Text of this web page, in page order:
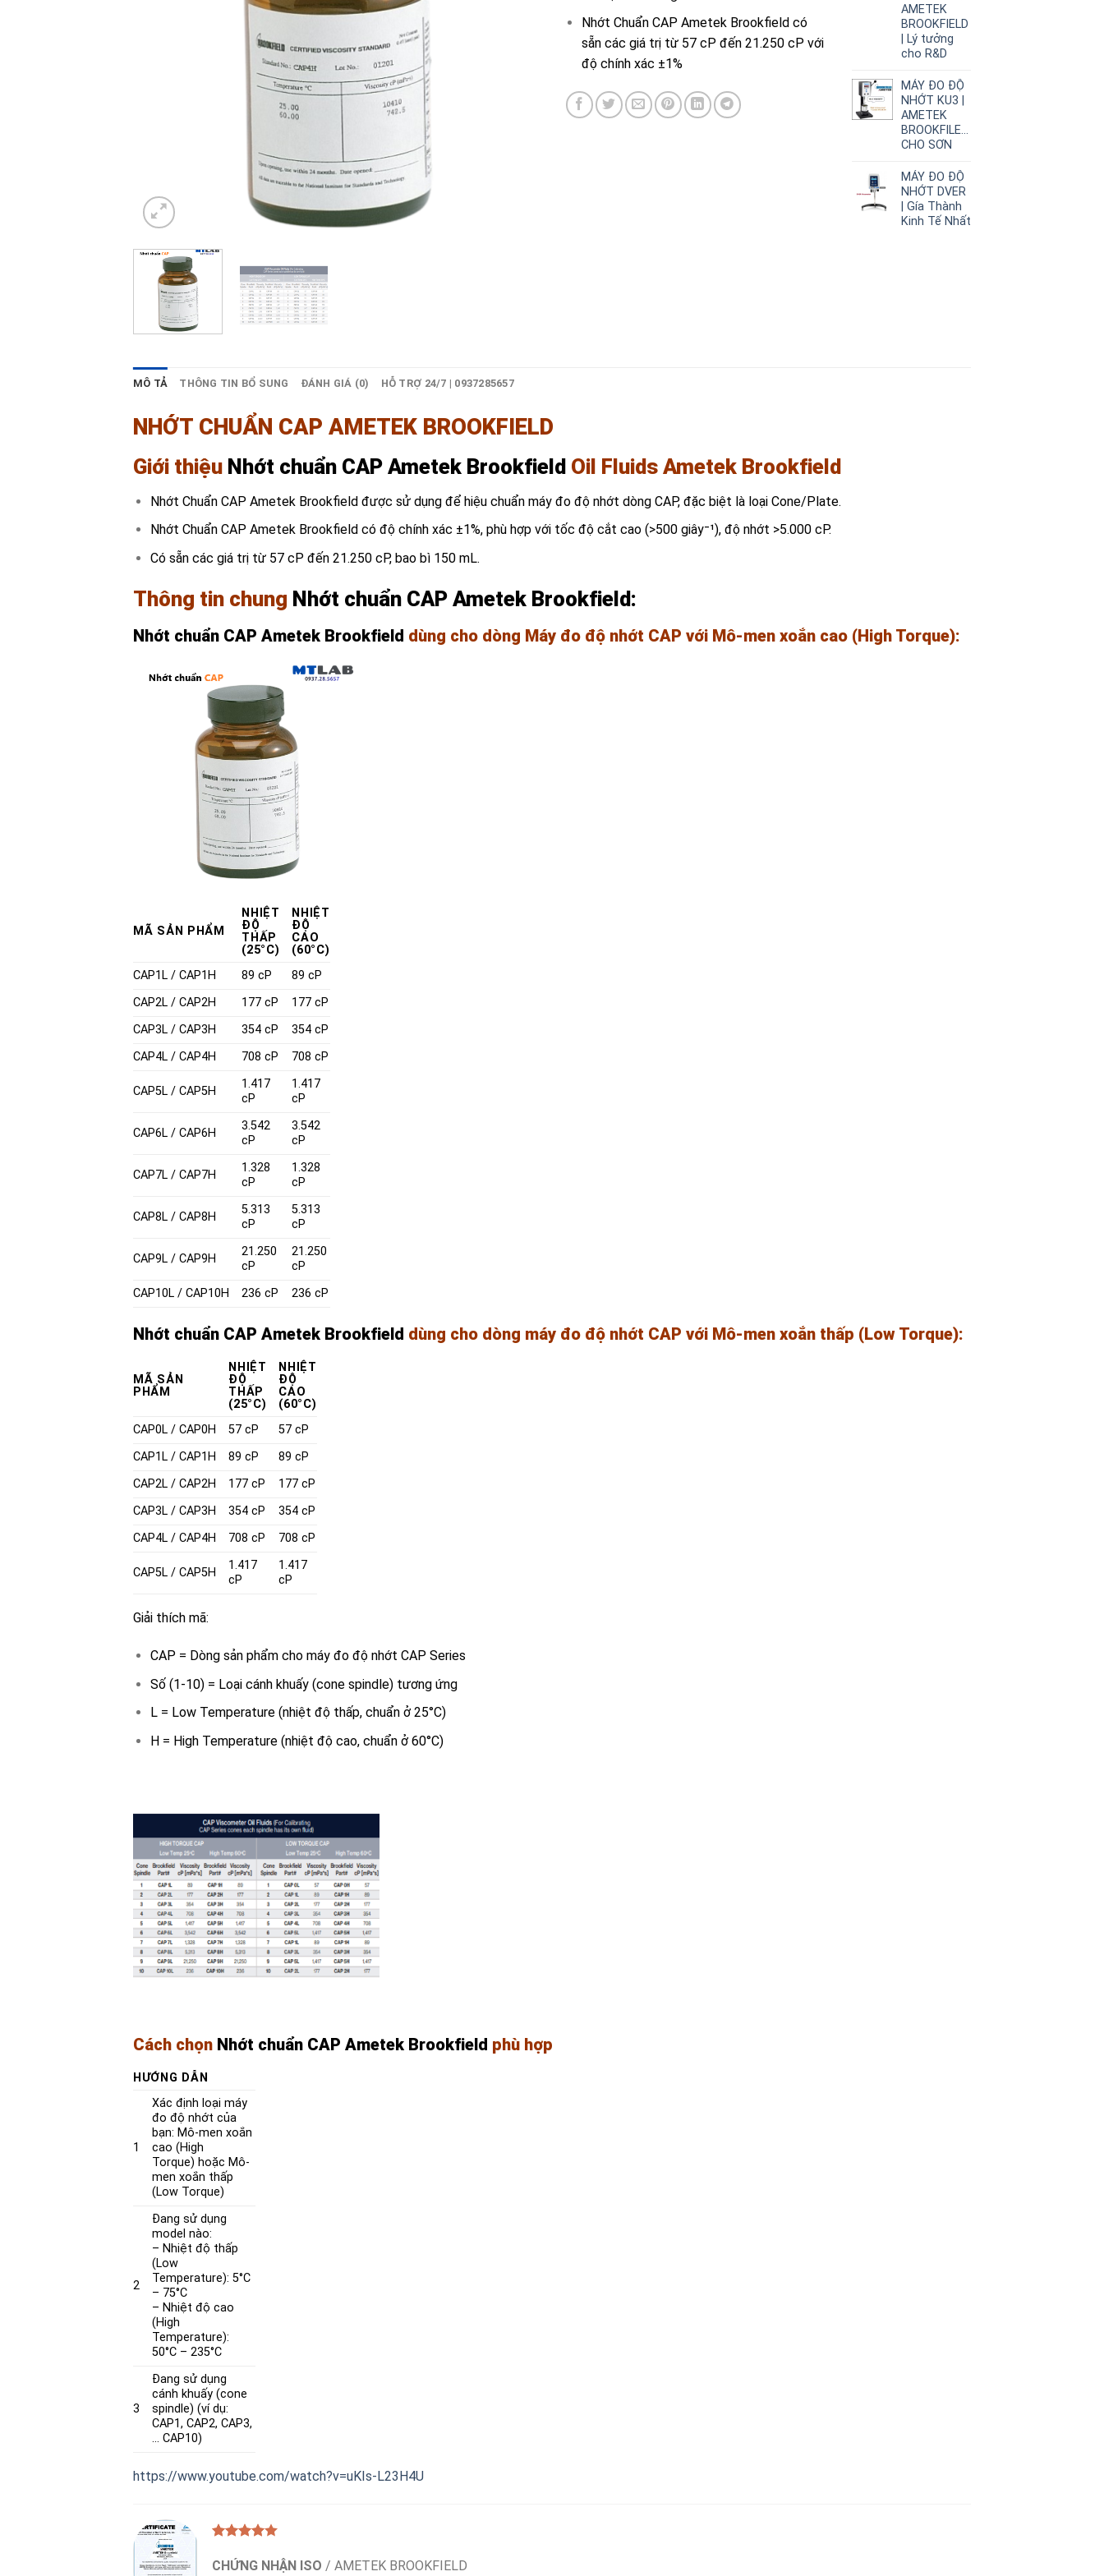
Nhớt Chuẩn CAP Ametek Brookfield có
sẵn các giá trị từ 57 cP đến 21.250 cP với
độ chính xác ±1%
AMETEK
BROOKFIELD
| Lý tưởng
cho R&D
MÁY ĐO ĐỘ
NHỚT KU3 |
AMETEK
BROOKFILED|CHUYÊN
CHO SƠN
MÁY ĐO ĐỘ
NHỚT DVER
| Gía Thành
Kinh Tế Nhất
MÔ TẢ THÔNG TIN BỔ SUNG ĐÁNH GIÁ (0) HỖ TRỢ 24/7 | 0937285657
NHỚT CHUẨN CAP AMETEK BROOKFIELD
Giới thiệu Nhớt chuẩn CAP Ametek Brookfield Oil Fluids Ametek Brookfield
Nhớt Chuẩn CAP Ametek Brookfield được sử dụng để hiệu chuẩn máy đo độ nhớt dòng CAP, đặc biệt là loại Cone/Plate.
Nhớt Chuẩn CAP Ametek Brookfield có độ chính xác ±1%, phù hợp với tốc độ cắt cao (>500 giây⁻¹), độ nhớt >5.000 cP.
Có sẵn các giá trị từ 57 cP đến 21.250 cP, bao bì 150 mL.
Thông tin chung Nhớt chuẩn CAP Ametek Brookfield:
Nhớt chuẩn CAP Ametek Brookfield dùng cho dòng Máy đo độ nhớt CAP với Mô-men xoắn cao (High Torque):
MÃ SẢN PHẨM
NHIỆT
ĐỘ
THẤP
(25°C)
NHIỆT
ĐỘ
CAO
(60°C)
CAP1L / CAP1H 89 cP
89 cP
CAP2L / CAP2H 177 cP
177 cP
CAP3L / CAP3H 354 cP
354 cP
CAP4L / CAP4H 708 cP 708 cP
CAP5L / CAP5H
1.417
cP
1.417
cP
CAP6L / CAP6H
3.542
cP
3.542
cP
CAP7L / CAP7H
1.328
cP
1.328
cP
CAP8L / CAP8H
5.313
cP
5.313
cP
CAP9L / CAP9H
21.250
cP
21.250
cP
CAP10L / CAP10H 236 cP 236 cP
Nhớt chuẩn CAP Ametek Brookfield dùng cho dòng máy đo độ nhớt CAP với Mô-men xoắn thấp (Low Torque):
MÃ SẢN
PHẨM
NHIỆT
ĐỘ
THẤP
(25°C)
NHIỆT
ĐỘ
CAO
(60°C)
CAP0L / CAP0H 57 cP
57 cP
CAP1L / CAP1H 89 cP
89 cP
CAP2L / CAP2H 177 cP
177 cP
CAP3L / CAP3H 354 cP
354 cP
CAP4L / CAP4H 708 cP 708 cP
CAP5L / CAP5H
1.417
cP
1.417
cP
Giải thích mã:
CAP= Dòng sản phẩm cho máy đo độ nhớt CAP Series
Số (1-10)= Loại cánh khuấy (cone spindle) tương ứng
L= Low Temperature (nhiệt độ thấp, chuẩn ở 25°C)
H= High Temperature (nhiệt độ cao, chuẩn ở 60°C)
Cách chọn Nhớt chuẩn CAP Ametek Brookfield phù hợp
HƯỚNG DẪN
1
Xác định loại máy
đo độ nhớt của
bạn: Mô-men xoắn
cao (High
Torque) hoặc Mô-
men xoắn thấp
(Low Torque)
2
Đang sử dụng
model nào:
– Nhiệt độ thấp
(Low
Temperature): 5°C
– 75°C
– Nhiệt độ cao
(High
Temperature):
50°C – 235°C
3
Đang sử dụng
cánh khuấy (cone
spindle) (ví dụ:
CAP1, CAP2, CAP3,
… CAP10)
https://www.youtube.com/watch?v=uKIs-L23H4U
CHỨNG NHẬN ISO / AMETEK BROOKFIELD